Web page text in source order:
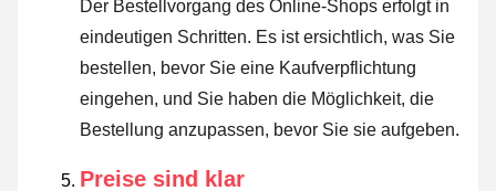
Der Bestellvorgang des Online-Shops erfolgt in
eindeutigen Schritten. Es ist ersichtlich, was Sie
bestellen, bevor Sie eine Kaufverpflichtung
eingehen, und Sie haben die Möglichkeit, die
Bestellung anzupassen, bevor Sie sie aufgeben.
Preise sind klar